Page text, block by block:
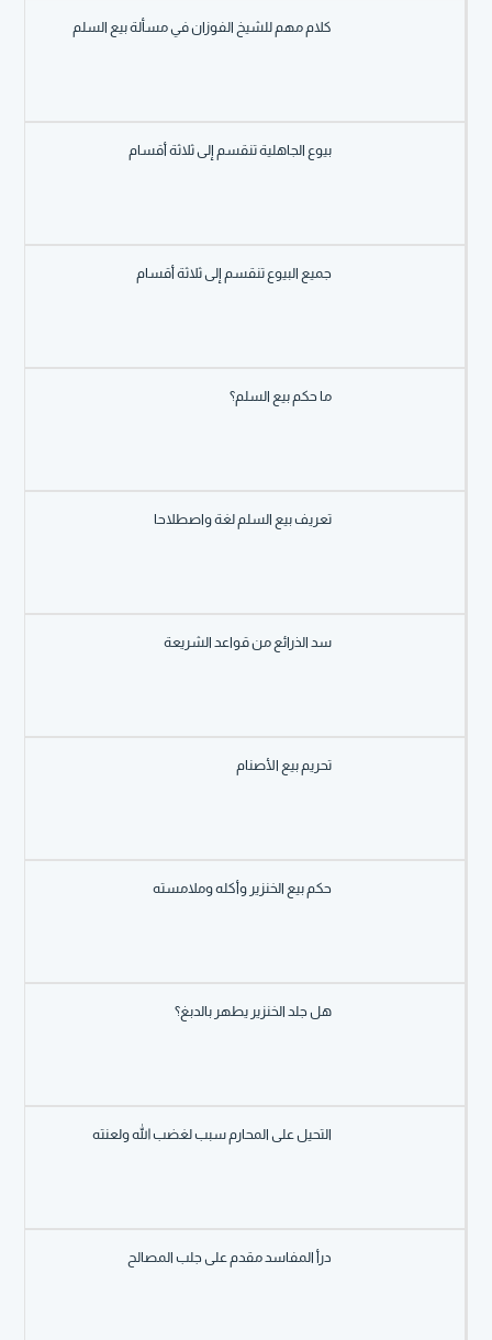
كلام مهم للشيخ الفوزان في مسألة بيع السلم
بيوع الجاهلية تنقسم إلى ثلاثة أقسام
جميع البيوع تنقسم إلى ثلاثة أقسام
ما حكم بيع السلم؟
تعريف بيع السلم لغة واصطلاحا
سد الذرائع من قواعد الشريعة
تحريم بيع الأصنام
حكم بيع الخنزير وأكله وملامسته
هل جلد الخنزير يطهر بالدبغ؟
التحيل على المحارم سبب لغضب الله ولعنته
درأ المفاسد مقدم على جلب المصالح